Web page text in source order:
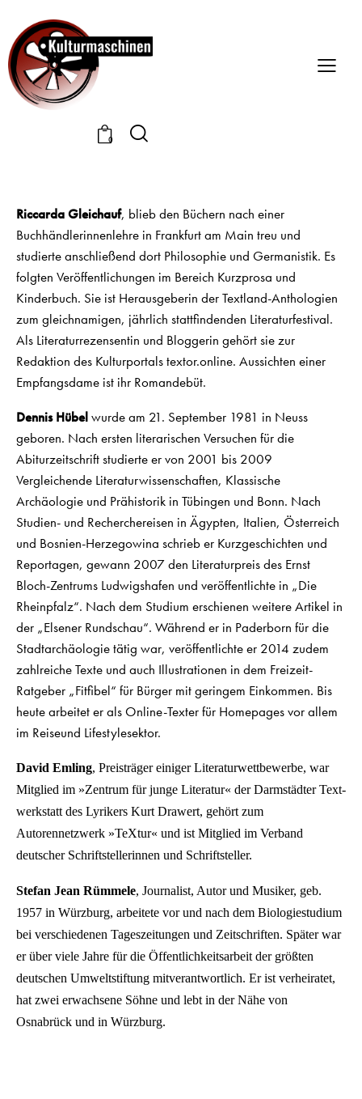
0
Riccarda Gleichauf, blieb den Büchern nach einer
Buchhändlerinnenlehre in Frankfurt am Main treu und
studierte anschließend dort Philosophie und Germanistik. Es
folgten Veröffentlichungen im Bereich Kurzprosa und
Kinderbuch. Sie ist Herausgeberin der Textland-Anthologien
zum gleichnamigen, jährlich stattfindenden Literaturfestival.
Als Literaturrezensentin und Bloggerin gehört sie zur
Redaktion des Kulturportals textor.online. Aussichten einer
Empfangsdame ist ihr Romandebüt.
Dennis Hübelwurde am 21. September 1981 in Neuss
geboren. Nach ersten literarischen Versuchen für die
Abiturzeitschrift studierte er von 2001 bis 2009
Vergleichende Literaturwissenschaften, Klassische
Archäologie und Prähistorik in Tübingen und Bonn. Nach
Studien- und Recherchereisen in Ägypten, Italien, Österreich
und Bosnien-Herzegowina schrieb er Kurzgeschichten und
Reportagen, gewann 2007 den Literaturpreis des Ernst
Bloch-Zentrums Ludwigshafen und veröffentlichte in „Die
Rheinpfalz“. Nach dem Studium erschienen weitere Artikel in
der „Elsener Rundschau“. Während er in Paderborn für die
Stadtarchäologie tätig war, veröffentlichte er 2014 zudem
zahlreiche Texte und auch Illustrationen in dem Freizeit-
Ratgeber „Fitfibel“ für Bürger mit geringem Einkommen. Bis
heute arbeitet er als Online-Texter für Homepages vor allem
im Reiseund Lifestylesektor.
David Emling, Preisträger einiger Literaturwettbewerbe, war
Mitglied im »Zentrum für junge Literatur« der Darm­städter Text­­
werkstatt des Lyrikers Kurt Drawert, gehört zum
Autorennetzwerk »TeXtur« und ist Mitglied im Verband
deutscher Schriftstellerinnen und Schriftsteller.
Stefan Jean Rümmele, Journalist, Autor und Musiker, geb.
1957 in Würzburg, arbeitete vor und nach dem Biologiestudium
bei verschiedenen Tageszeitungen und Zeitschriften. Später war
er über viele Jahre für die Öffentlichkeitsarbeit der größten
deutschen Umweltstiftung mitverantwortlich. Er ist verheiratet,
hat zwei erwachsene Söhne und lebt in der Nähe von
Osnabrück und in Würzburg.